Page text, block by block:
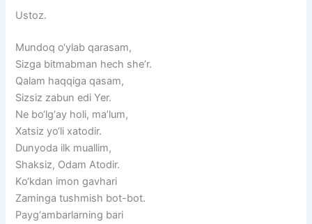
Ustoz.
Mundoq o‘ylab qarasam,
Sizga bitmabman hech she’r.
Qalam haqqiga qasam,
Sizsiz zabun edi Yer.
Ne bo‘lg‘ay holi, ma’lum,
Xatsiz yo‘li xatodir.
Dunyoda ilk muallim,
Shaksiz, Odam Atodir.
Ko‘kdan imon gavhari
Zaminga tushmish bot-bot.
Payg‘ambarlarning bari